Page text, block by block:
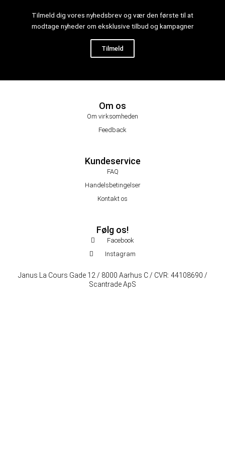
Tilmeld dig vores nyhedsbrev og vær den første til at
modtage nyheder om eksklusive tilbud og kampagner
Tilmeld
Om os
Om virksomheden
Feedback
Kundeservice
FAQ
Handelsbetingelser
Kontakt os
Følg os!
Facebook
Instagram
Janus La Cours Gade 12 / 8000 Aarhus C / CVR: 44108690 /
Scantrade ApS